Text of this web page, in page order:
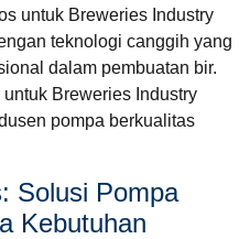
untuk Breweries Industry
teknologi canggih yang
dalam pembuatan bir.
Breweries Industry
pompa berkualitas
Solusi Pompa
Kebutuhan